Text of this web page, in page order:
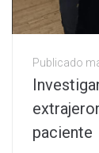
Publicado
paciente